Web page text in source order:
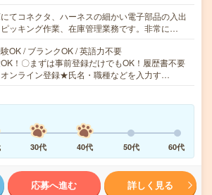
てコネクタ、ハーネスの細かい電子部品の入出
ッキング作業、在庫管理業務です。非常に…
OK / ブランクOK / 英語力不要
！〇まずは事前登録だけでもOK！履歴書不要
ンライン登録★氏名・職種などを入力す…
30代 40代 50代 60代
応募へ進む 詳しく見る